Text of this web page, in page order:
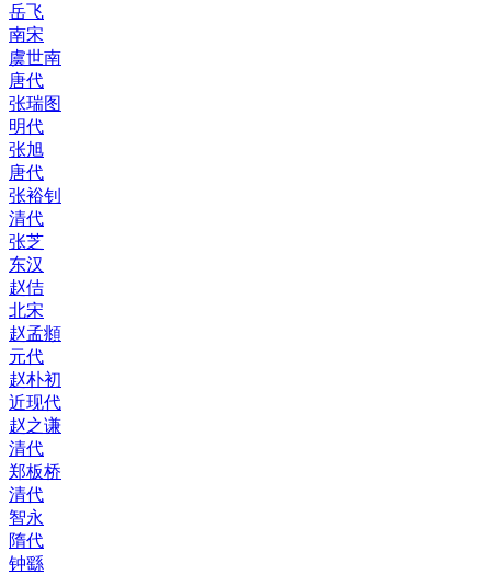
岳飞
南宋
虞世南
唐代
张瑞图
明代
张旭
唐代
张裕钊
清代
张芝
东汉
赵佶
北宋
赵孟頫
元代
赵朴初
近现代
赵之谦
清代
郑板桥
清代
智永
隋代
钟繇